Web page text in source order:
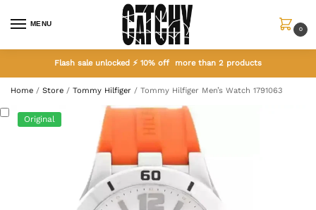
MENU
0
Flash sale unlocked ⚡ 10% off more than 2 products
Home / Store / Tommy Hilfiger / Tommy Hilfiger Men’s Watch 1791063
Original